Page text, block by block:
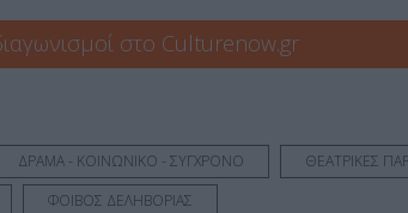
στο Culturenow.gr
ΔΡΑΜΑ - ΚΟΙΝΩΝΙΚΟ - ΣΥΓΧΡΟΝΟ ΘΕΑΤΡΙΚΕΣ
ΦΟΙΒΟΣ ΔΕΛΗΒΟΡΙΑΣ